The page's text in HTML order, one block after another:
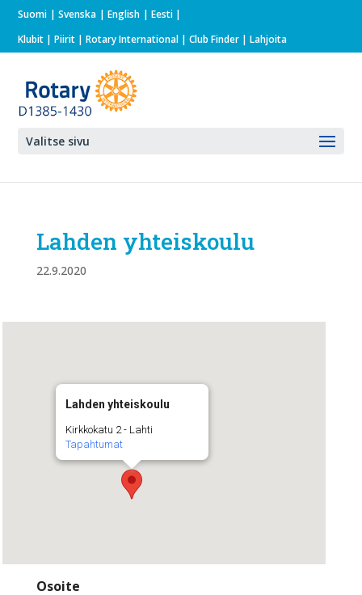
Suomi Svenska English
Eesti
Klubit |Piirit |Rotary International | Club Finder | Lahjoita
Valitse sivu
Lahden yhteiskoulu
22.9.2020
Lahden yhteiskoulu
Kirkkokatu 2 - Lahti
Tapahtumat
Osoite